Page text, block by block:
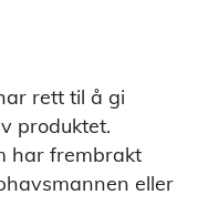
rett til å gi
produktet.
har frembrakt
eller